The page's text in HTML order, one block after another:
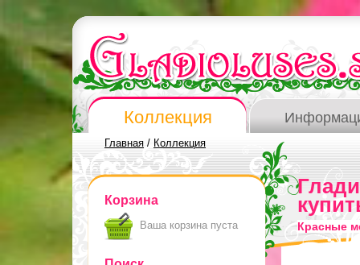
Коллекция
Главная / Коллекция
Корзина
Ваша корзина пуста Красные